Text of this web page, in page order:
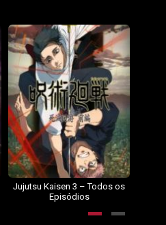
Jujutsu Kaisen 3 – Todos os
Episódios